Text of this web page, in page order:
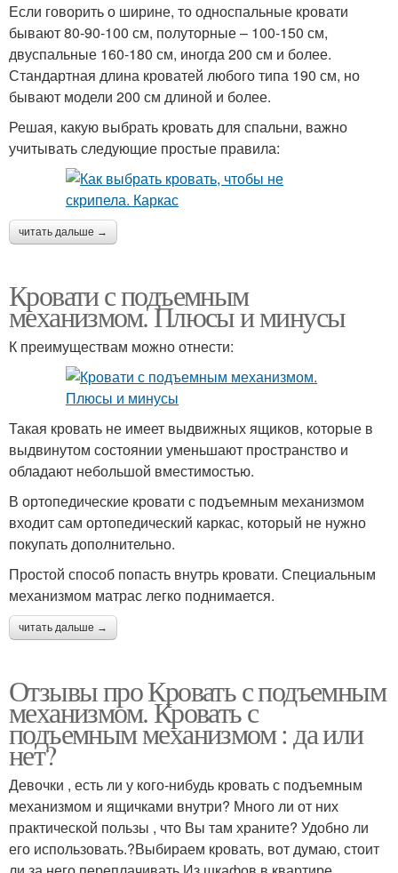
Если говорить о ширине, то односпальные кровати
бывают 80-90-100 см, полуторные – 100-150 см,
двуспальные 160-180 см, иногда 200 см и более.
Стандартная длина кроватей любого типа 190 см, но
бывают модели 200 см длиной и более.
Решая, какую выбрать кровать для спальни, важно
учитывать следующие простые правила:
читать дальше →
Кровати с подъемным
механизмом. Плюсы и минусы
К преимуществам можно отнести:
Такая кровать не имеет выдвижных ящиков, которые в
выдвинутом состоянии уменьшают пространство и
обладают небольшой вместимостью.
В ортопедические кровати с подъемным механизмом
входит сам ортопедический каркас, который не нужно
покупать дополнительно.
Простой способ попасть внутрь кровати. Специальным
механизмом матрас легко поднимается.
читать дальше →
Отзывы про Кровать с подъемным
механизмом. Кровать с
подъемным механизмом : да или
нет?
Девочки , есть ли у кого-нибудь кровать с подъемным
механизмом и ящичками внутри? Много ли от них
практической пользы , что Вы там храните? Удобно ли
его использовать.?Выбираем кровать, вот думаю, стоит